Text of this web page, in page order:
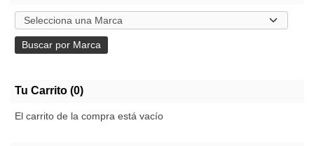
Tu Carrito (0)
El carrito de la compra está vacío